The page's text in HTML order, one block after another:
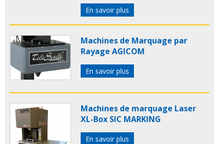
En savoir plus
Machines de Marquage par
Rayage AGICOM
En savoir plus
Machines de marquage Laser
XL-Box SIC MARKING
En savoir plus